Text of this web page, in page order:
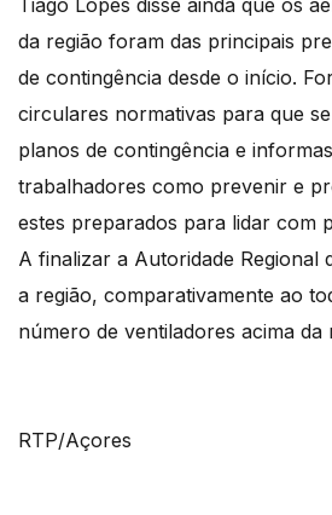
da região foram das principais
de contingência desde o início.
circulares normativas para que
planos de contingência e
trabalhadores como prevenir e
estes preparados para lidar com
A finalizar a Autoridade Regional
a região, comparativamente ao
número de ventiladores acima da
RTP/Açores